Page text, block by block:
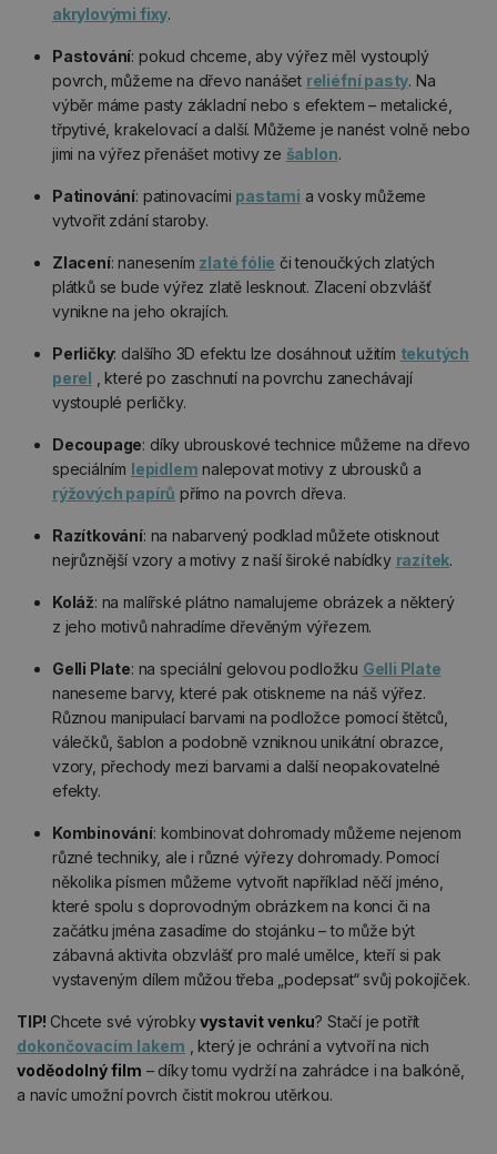
akrylovými fixy.
Pastování: pokud chceme, aby výřez měl vystouplý
povrch, můžeme na dřevo nanášet reliéfní pasty. Na
výběr máme pasty základní nebo s efektem – metalické,
třpytivé, krakelovací a další. Můžeme je nanést volně nebo
jimi na výřez přenášet motivy ze šablon.
Patinování: patinovacími pastami a vosky můžeme
vytvořit zdání staroby.
Zlacení: nanesením zlaté fólie či tenoučkých zlatých
plátků se bude výřez zlatě lesknout. Zlacení obzvlášť
vynikne na jeho okrajích.
Perličky: dalšího 3D efektu lze dosáhnout užitím tekutých
perel , které po zaschnutí na povrchu zanechávají
vystouplé perličky.
Decoupage: díky ubrouskové technice můžeme na dřevo
speciálním lepidlem nalepovat motivy z ubrousků a
rýžových papírů přímo na povrch dřeva.
Razítkování: na nabarvený podklad můžete otisknout
nejrůznější vzory a motivy z naší široké nabídky razítek.
Koláž: na malířské plátno namalujeme obrázek a některý
z jeho motivů nahradíme dřevěným výřezem.
Gelli Plate: na speciální gelovou podložku Gelli Plate
naneseme barvy, které pak otiskneme na náš výřez.
Různou manipulací barvami na podložce pomocí štětců,
válečků, šablon a podobně vzniknou unikátní obrazce,
vzory, přechody mezi barvami a další neopakovatelné
efekty.
Kombinování: kombinovat dohromady můžeme nejenom
různé techniky, ale i různé výřezy dohromady. Pomocí
několika písmen můžeme vytvořit například něčí jméno,
které spolu s doprovodným obrázkem na konci či na
začátku jména zasadíme do stojánku – to může být
zábavná aktivita obzvlášť pro malé umělce, kteří si pak
vystaveným dílem můžou třeba „podepsat“ svůj pokojíček.
TIP! Chcete své výrobkyvystavit venku? Stačí je potřít
dokončovacím lakem , který je ochrání a vytvoří na nich
voděodolný film – díky tomu vydrží na zahrádce i na balkóně,
a navíc umožní povrch čistit mokrou utěrkou.